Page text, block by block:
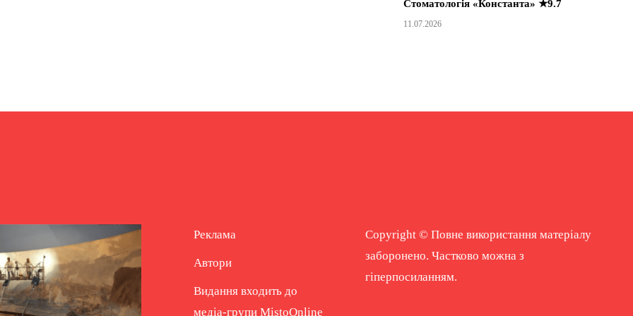
Стоматологія «Константа» ★9.7
11.07.2026
Реклама
Автори
Видання входить до
медіа-групи MistoOnline
Copyright © Повне використання матеріалу
заборонено. Частково можна з
гіперпосиланням.